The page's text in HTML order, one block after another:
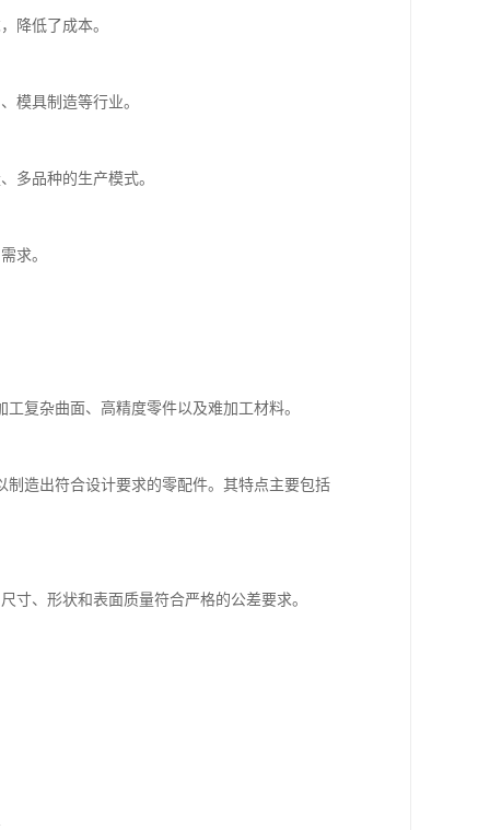
降低了成本。
模具制造等行业。
多品种的生产模式。
求。
复杂曲面、高精度零件以及难加工材料。
造出符合设计要求的零配件。其特点主要包括
、形状和表面质量符合严格的公差要求。